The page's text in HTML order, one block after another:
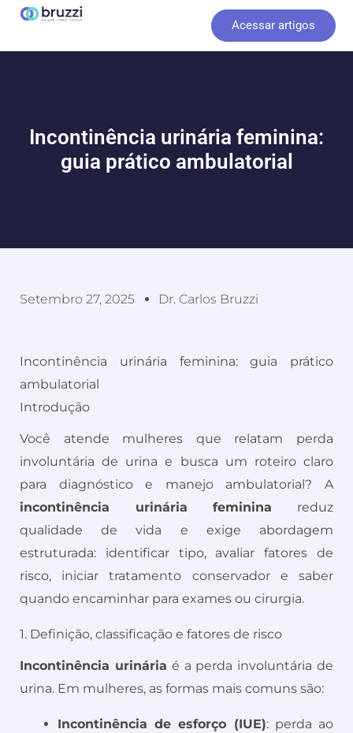
o
Acessar artigos
Incontinência urinária feminina:
guia prático ambulatorial
Setembro 27, 2025 Dr. Carlos Bruzzi
Incontinência urinária feminina: guia prático
ambulatorial
Introdução
Você atende mulheres que relatam perda
involuntária de urina e busca um roteiro claro
para diagnóstico e manejo ambulatorial? A
incontinência urinária feminina reduz
qualidade de vida e exige abordagem
estruturada: identificar tipo, avaliar fatores de
risco, iniciar tratamento conservador e saber
quando encaminhar para exames ou cirurgia.
1. Definição, classificação e fatores de risco
Incontinência urinária é a perda involuntária de
urina. Em mulheres, as formas mais comuns são:
Incontinência de esforço (IUE): perda ao